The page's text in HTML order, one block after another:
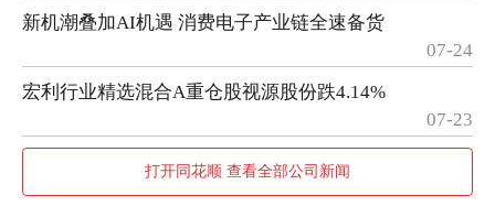
新机潮叠加AI机遇 消费电子产业链全速备货
07-24
宏利行业精选混合A重仓股视源股份跌4.14%
07-23
打开同花顺 查看全部公司新闻